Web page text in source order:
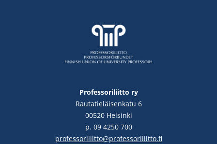
Professoriliitto ry
Rautatieläisenkatu 6
00520 Helsinki
p. 09 4250 700
professoriliitto@professoriliitto.fi